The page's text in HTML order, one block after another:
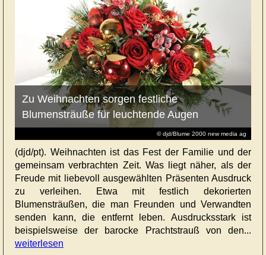
© djd/Blume 2000 new media ag
Zu Weihnachten sorgen festliche
Blumensträuße für leuchtende Augen
(djd/pt). Weihnachten ist das Fest der Familie und der
gemeinsam verbrachten Zeit. Was liegt näher, als der
Freude mit liebevoll ausgewählten Präsenten Ausdruck
zu verleihen. Etwa mit festlich dekorierten
Blumensträußen, die man Freunden und Verwandten
senden kann, die entfernt leben. Ausdrucksstark ist
beispielsweise der barocke Prachtstrauß von den...
weiterlesen